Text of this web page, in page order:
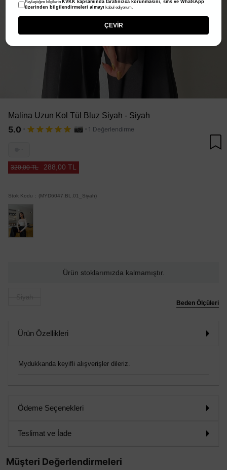
Malina Uzun Kol Tül Bluz Siyah - Siyah
5.0 · · 1 Değerlendirme
320,00 TL 288,00 TL
Stok Kodu (MYD6047.BL.01_Siyah)
Ürün stoklarımızda kalmamıştır.
Beden Ölçüleri
Ürün Özellikleri
Mydukkanda keyifli alışverişler dileriz.
Ödeme Seçenekleri
Teslimat ve İade
Müşteri Değerlendirmeleri
Paylaştığım bilgilerin KVKK kapsamında tarafınızca korunmasını, sms ve WhatsApp
üzerinden bilgilendirmeleri almayı kabul ediyorum.
ÇEVİR